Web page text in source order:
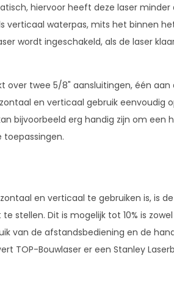
hiervoor heeft deze laser
verticaal waterpas, mits het binnen
wordt ingeschakeld, als de laser
over twee 5/8" aansluitingen, één
en verticaal gebruik eenvoudig
bijvoorbeeld erg handig zijn om een
toepassingen.
en verticaal te gebruiken is, is de
stellen. Dit is mogelijk tot 10% is
van de afstandsbediening en de
TOP-Bouwlaser er een Stanley